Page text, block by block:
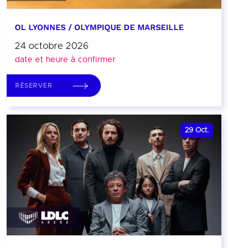
OL LYONNES / OLYMPIQUE DE MARSEILLE
24 octobre 2026
date et heure à confirmer
RÉSERVER
29 Oct.